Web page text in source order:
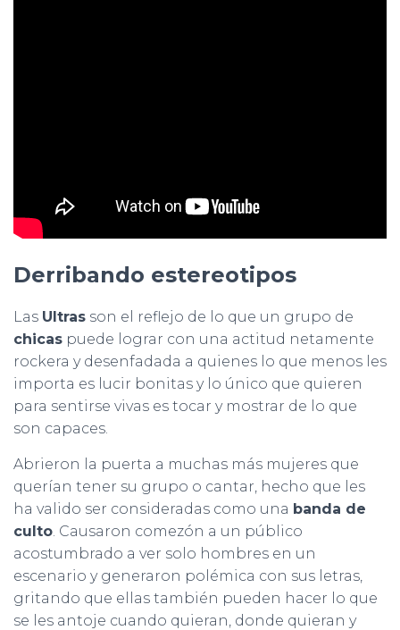
Derribando estereotipos
Las Ultras son el reflejo de lo que un grupo de
chicas puede lograr con una actitud netamente
rockera y desenfadada a quienes lo que menos les
importa es lucir bonitas y lo único que quieren
para sentirse vivas es tocar y mostrar de lo que
son capaces.
Abrieron la puerta a muchas más mujeres que
querían tener su grupo o cantar, hecho que les
ha valido ser consideradas como una banda de
culto. Causaron comezón a un público
acostumbrado a ver solo hombres en un
escenario y generaron polémica con sus letras,
gritando que ellas también pueden hacer lo que
se les antoje cuando quieran, donde quieran y